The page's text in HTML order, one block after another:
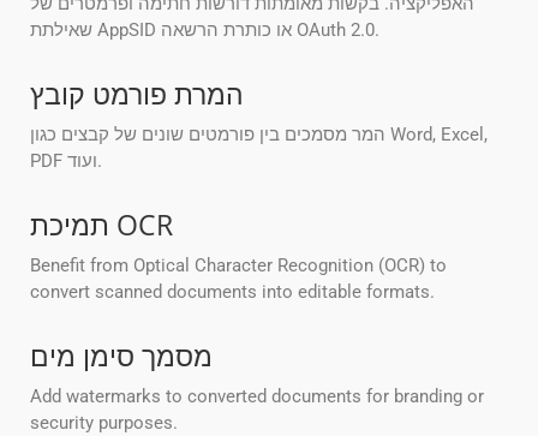
שאילתת AppSID או כותרת הרשאה OAuth 2.0.
המרת פורמט קובץ
המר מסמכים בין פורמטים שונים של קבצים כגון Word, Excel,
PDF ועוד.
תמיכת OCR
Benefit from Optical Character Recognition (OCR) to
convert scanned documents into editable formats.
מסמך סימן מים
Add watermarks to converted documents for branding or
security purposes.